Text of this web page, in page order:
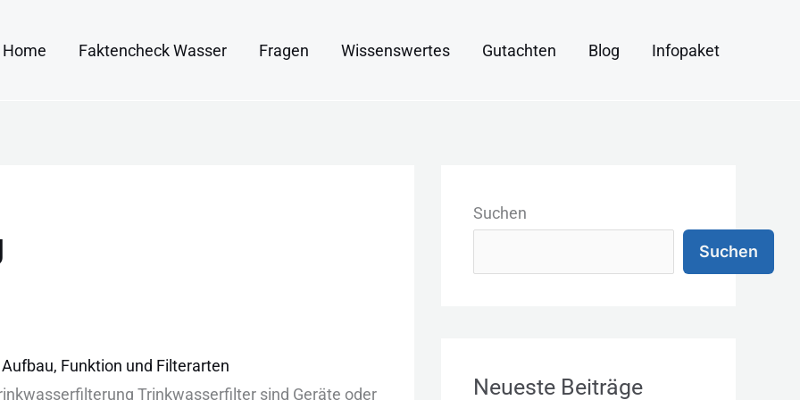
Home Faktencheck Wasser Fragen Wissenswertes Gutachten Blog Infopaket
Funktion und Filterarten
Tri︇nkwasserfilter sin︇d Ger︇äte ode︇r
Suchen
Suchen
Neueste Beiträge
a
e